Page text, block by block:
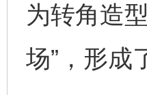
为转角造
场”，形成